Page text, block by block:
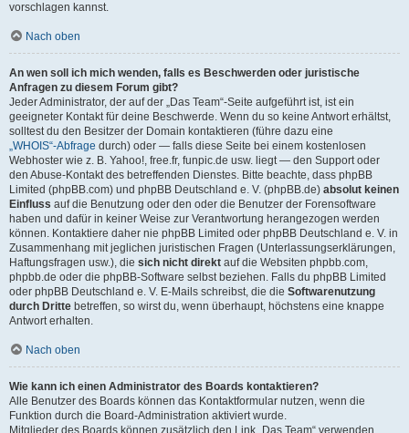
vorschlagen kannst.
Nach oben
An wen soll ich mich wenden, falls es Beschwerden oder juristische
Anfragen zu diesem Forum gibt?
Jeder Administrator, der auf der „Das Team“-Seite aufgeführt ist, ist ein
geeigneter Kontakt für deine Beschwerde. Wenn du so keine Antwort erhältst,
solltest du den Besitzer der Domain kontaktieren (führe dazu eine
„WHOIS“-Abfrage durch) oder — falls diese Seite bei einem kostenlosen
Webhoster wie z. B. Yahoo!, free.fr, funpic.de usw. liegt — den Support oder
den Abuse-Kontakt des betreffenden Dienstes. Bitte beachte, dass phpBB
Limited (phpBB.com) und phpBB Deutschland e. V. (phpBB.de) absolut keinen
Einfluss auf die Benutzung oder den oder die Benutzer der Forensoftware
haben und dafür in keiner Weise zur Verantwortung herangezogen werden
können. Kontaktiere daher nie phpBB Limited oder phpBB Deutschland e. V. in
Zusammenhang mit jeglichen juristischen Fragen (Unterlassungserklärungen,
Haftungsfragen usw.), die sich nicht direkt auf die Websiten phpbb.com,
phpbb.de oder die phpBB-Software selbst beziehen. Falls du phpBB Limited
oder phpBB Deutschland e. V. E-Mails schreibst, die die Softwarenutzung
durch Dritte betreffen, so wirst du, wenn überhaupt, höchstens eine knappe
Antwort erhalten.
Nach oben
Wie kann ich einen Administrator des Boards kontaktieren?
Alle Benutzer des Boards können das Kontaktformular nutzen, wenn die
Funktion durch die Board-Administration aktiviert wurde.
Mitglieder des Boards können zusätzlich den Link „Das Team“ verwenden.